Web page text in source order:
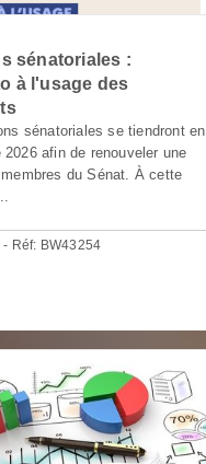
sénatoriales :
à l'usage des
sénatoriales se tiendront en
2026 afin de renouveler une
du Sénat. À cette
Réf: BW43254